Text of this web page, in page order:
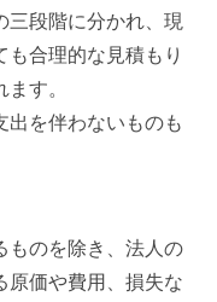
三段階に分かれ、現
合理的な見積もり
す。
出を伴わないものも
ものを除き、法人の
原価や費用、損失な